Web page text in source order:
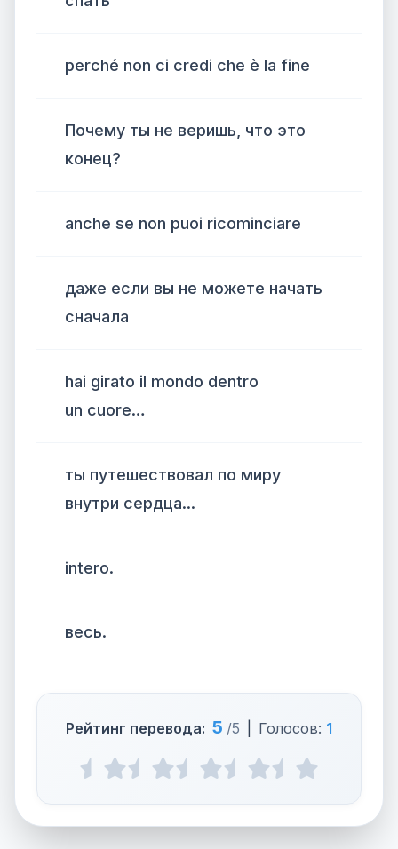
perché non ci credi che è la fine
Почему ты не веришь, что это
конец?
anche se non puoi ricominciare
даже если вы не можете начать
сначала
hai girato il mondo dentro
un cuore…
ты путешествовал по миру
внутри сердца...
intero.
весь.
Рейтинг перевода: 5 /5 Голосов: 1